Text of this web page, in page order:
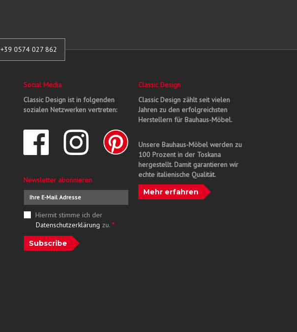
+39 0574 027 862
Social Media
Classic Design ist in folgenden
sozialen Netzwerken vertreten:
Newsletter abonnieren
Hiermit stimme ich der
Datenschutzerklärung zu. *
Subscribe
Classic Design
Classic Design zählt seit vielen
Jahren zu den erfolgreichsten
Herstellern für Bauhaus-Möbel.
Unsere Bauhaus-Möbel werden zu
100 Prozent in der Toskana
hergestellt. Damit garantieren wir
echte italienische Qualität.
Mehr erfahren